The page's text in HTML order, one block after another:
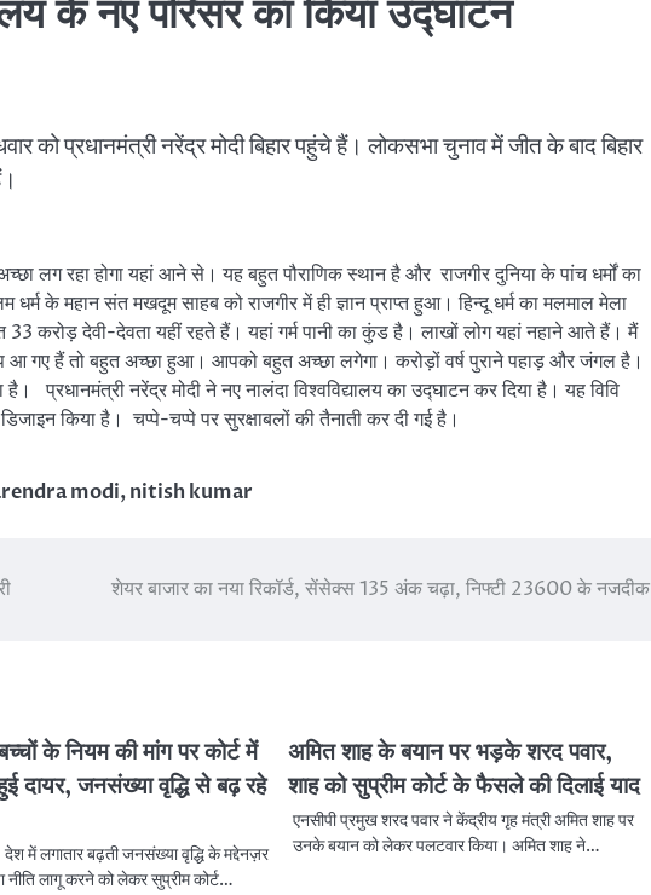
के नए परिसर का किया उद्घाटन
को प्रधानमंत्री नरेंद्र मोदी बिहार पहुंचे हैं। लोकसभा चुनाव में जीत के बाद बिहार
लग रहा होगा यहां आने से। यह बहुत पौराणिक स्थान है और राजगीर दुनिया के पांच धर्मों का
के महान संत मखदूम साहब को राजगीर में ही ज्ञान प्राप्त हुआ। हिन्दू धर्म का मलमाल मेला
33 करोड़ देवी-देवता यहीं रहते हैं। यहां गर्म पानी का कुंड है। लाखों लोग यहां नहाने आते हैं। मैं
आ गए हैं तो बहुत अच्छा हुआ। आपको बहुत अच्छा लगेगा। करोड़ों वर्ष पुराने पहाड़ और जंगल है।
प्रधानमंत्री नरेंद्र मोदी ने नए नालंदा विश्वविद्यालय का उद्घाटन कर दिया है। यह विवि
किया है। चप्पे-चप्पे पर सुरक्षाबलों की तैनाती कर दी गई है।
modi,nitish kumar
शेयर बाजार का नया रिकॉर्ड, सेंसेक्स 135 अंक चढ़ा, निफ्टी 23600 के नजदीक
के नियम की मांग पर कोर्ट में
दायर, जनसंख्या वृद्धि से बढ़ रहे
देश में लगातार बढ़ती जनसंख्या वृद्धि के मद्देनज़र
नीति लागू करने को लेकर सुप्रीम कोर्ट…
अमित शाह के बयान पर भड़के शरद पवार,
शाह को सुप्रीम कोर्ट के फैसले की दिलाई याद
एनसीपी प्रमुख शरद पवार ने केंद्रीय गृह मंत्री अमित शाह पर
उनके बयान को लेकर पलटवार किया। अमित शाह ने…